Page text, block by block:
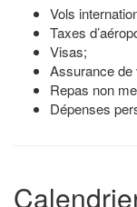
Vols
Taxes
Visas;
Assurance de
Repas non
Dépenses